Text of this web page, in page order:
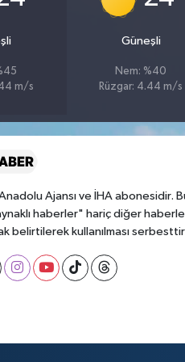
m/s
Güneşli
Nem: %40
Rüzgar: 4.44 m/s
Ajansı ve İHA abonesidir.
haberler" hariç diğer
belirtilerek kullanılması